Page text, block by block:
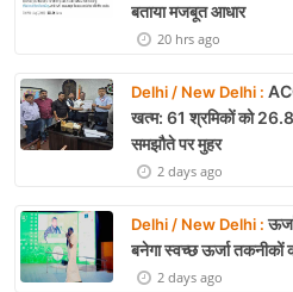
बताया मजबूत आधार
20 hrs ago
Delhi / New Delhi :
खत्म: 61 श्रमिकों को
समझौते पर मुहर
2 days ago
Delhi / New Delhi :
बनेगा स्वच्छ ऊर्जा तकनीकों
2 days ago